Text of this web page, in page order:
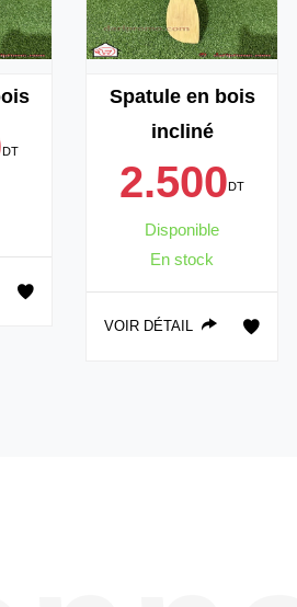
DT
Spatule en bois
incliné
2.500DT
Disponible
En stock
VOIR DÉTAIL